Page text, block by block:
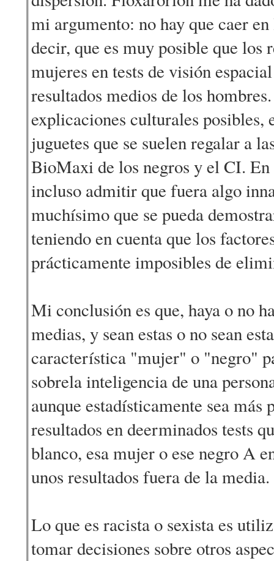
mi argumento: no hay que caer
decir, que es muy posible que los
mujeres en tests de visión
resultados medios de los
explicaciones culturales posibles,
juguetes que se suelen regalar a
BioMaxi de los negros y el CI.
incluso admitir que fuera algo
muchísimo que se pueda
teniendo en cuenta que los
prácticamente imposibles de
Mi conclusión es que, haya o no
medias, y sean estas o no sean
característica "mujer" o "negro"
sobrela inteligencia de una
aunque estadísticamente sea más
resultados en deerminados tests
blanco, esa mujer o ese negro A
unos resultados fuera de la media.
Lo que es racista o sexista es
tomar decisiones sobre otros